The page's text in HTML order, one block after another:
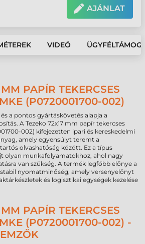
AJÁNLAT
VIDEÓ
PAPÍR TEKERCSES
(P0720001700-002)
a pontos gyártáskövetés alapja a
A Tezeko 72x17 mm papír tekercses
002) kifejezetten ipari és kereskedelmi
amely egyensúlyt teremt a
olvashatóság között. Ez a típus
olyan munkafolyamatokhoz, ahol nagy
van szükség. A termék legfőbb előnye a
nyomatminőség, amely versenyelőnyt
és logisztikai egységek kezelése
PAPÍR TEKERCSES
(P0720001700-002) -